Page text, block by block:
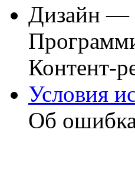
Дизайн —
Контент-
Условия
Об